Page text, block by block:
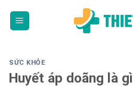
SỨC KHỎE
Huyết áp doãng là gì